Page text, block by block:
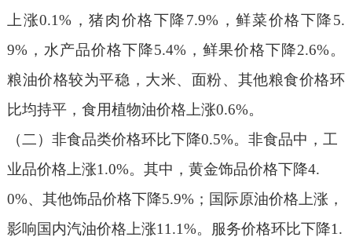
上涨0.1%，猪肉价格下降7.9%，鲜菜价格下降5.
9%，水产品价格下降5.4%，鲜果价格下降2.6%。
粮油价格较为平稳，大米、面粉、其他粮食价格环
比均持平，食用植物油价格上涨0.6%。
（二）非食品类价格环比下降0.5%。 非食品中，工
业品价格上涨1.0%。其中，黄金饰品价格下降4.
0%、其他饰品价格下降5.9%；国际原油价格上涨，
影响国内汽油价格上涨11.1%。服务价格环比下降1.